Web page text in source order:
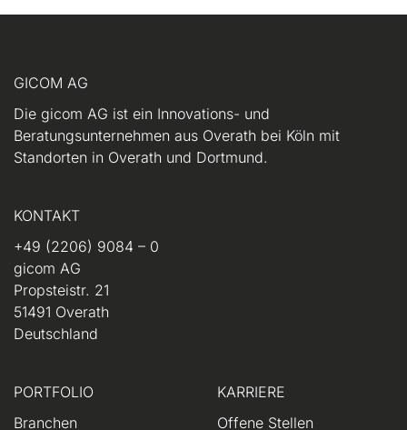
GICOM AG
Die gicom AG ist ein Innovations- und
Beratungsunternehmen aus Overath bei Köln mit
Standorten in Overath und Dortmund.
KONTAKT
+49 (2206) 9084 – 0
gicom AG
Propsteistr. 21
51491 Overath
Deutschland
PORTFOLIO
Branchen
KARRIERE
Offene Stellen